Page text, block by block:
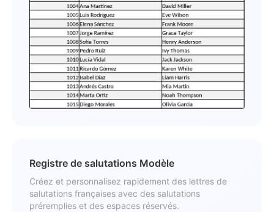
Registre de salutations Modèle
Créez et personnalisez rapidement des lettres de
salutations françaises avec des salutations
préremplies et des espaces réservés.